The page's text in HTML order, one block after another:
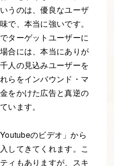
うのは、優良なユーザ
で、本当に強いです。
ターゲットユーザーに
合には、本当にありが
人の見込みユーザーを
らをインバウンド・マ
をかけた広告と真逆の
います。
のビデオ」から
してきてくれます。こ
ィもありますが、スキ